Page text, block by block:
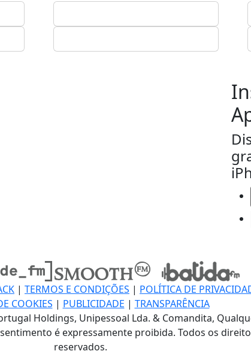
| TERMOS E CONDIÇÕES | POLÍTICA DE
COOKIES | PUBLICIDADE | TRANSPARÊNCIA
Holdings, Unipessoal Lda. & Comandita,
é expressamente proibida. Todos os
reservados.